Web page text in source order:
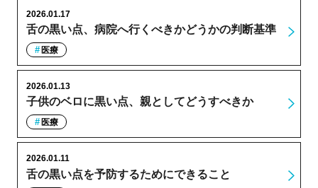
舌の黒い点、病院へ行くべきかどうかの判断基準
2026.01.17
医療
子供のベロに黒い点、親としてどうすべきか
2026.01.13
医療
舌の黒い点を予防するためにできること
2026.01.11